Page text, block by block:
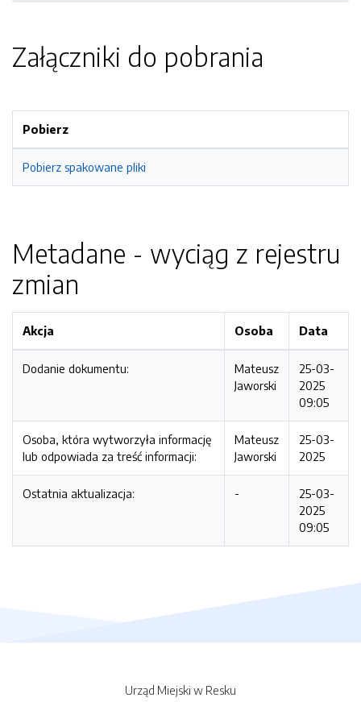
Załączniki do pobrania
Pobierz
Pobierz spakowane pliki
Metadane - wyciąg z rejestru
zmian
Akcja Osoba Data
Dodanie dokumentu:
Mateusz
Jaworski
25-03-
2025
09:05
Osoba, która wytworzyła informację
lub odpowiada za treść informacji:
Mateusz
Jaworski
25-03-
2025
Ostatnia aktualizacja: -
25-03-
2025
09:05
Urząd Miejski w Resku